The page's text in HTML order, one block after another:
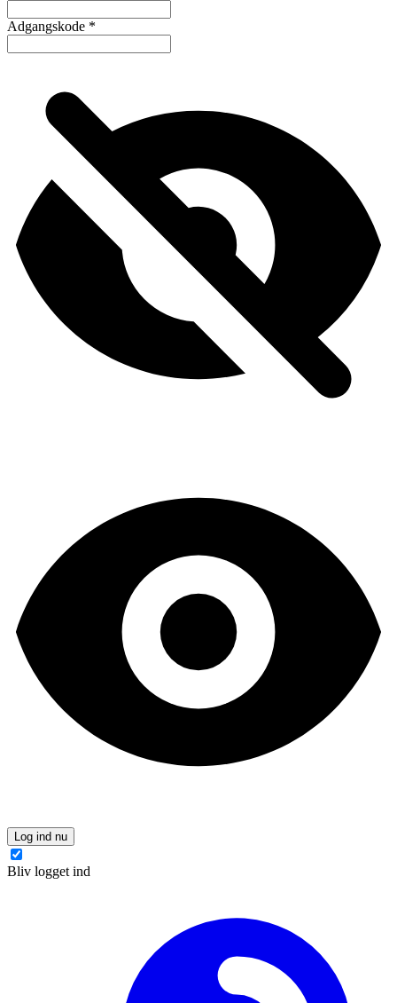
Adgangskode *
Log ind nu
Bliv logget ind